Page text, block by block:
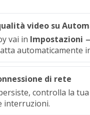
video su
vai in Impostazioni
automaticamente
di rete
controlla la
interruzioni.